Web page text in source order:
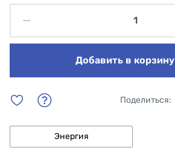
Добавить в корзину
Поделиться:
Энергия